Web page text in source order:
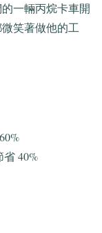
一輛丙烷卡車開
笑著做他的工
40%